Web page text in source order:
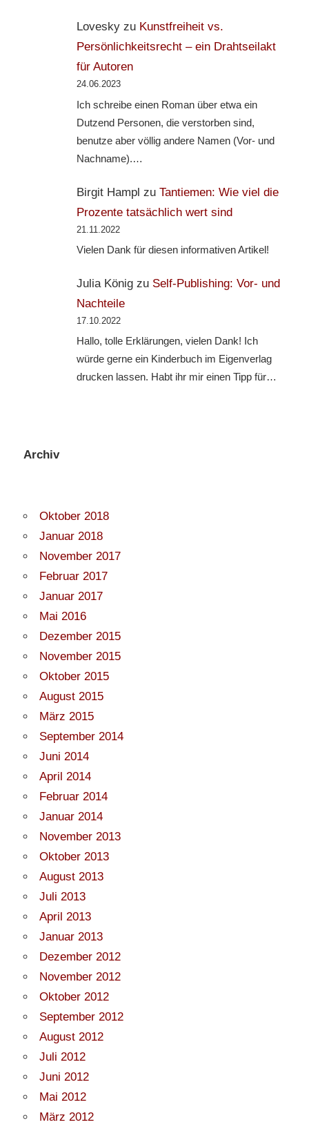
Loveskyzu Kunstfreiheit vs.
Persönlichkeitsrecht – ein Drahtseilakt
für Autoren
24.06.2023
Ich schreibe einen Roman über etwa ein
Dutzend Personen, die verstorben sind,
benutze aber völlig andere Namen (Vor- und
Nachname).…
Birgit Hampl zu Tantiemen: Wie viel die
Prozente tatsächlich wert sind
21.11.2022
Vielen Dank für diesen informativen Artikel!
Julia Königzu Self-Publishing: Vor- und
Nachteile
17.10.2022
Hallo, tolle Erklärungen, vielen Dank! Ich
würde gerne ein Kinderbuch im Eigenverlag
drucken lassen. Habt ihr mir einen Tipp für…
Archiv
Oktober 2018
Januar 2018
November 2017
Februar 2017
Januar 2017
Mai 2016
Dezember 2015
November 2015
Oktober 2015
August 2015
März 2015
September 2014
Juni 2014
April 2014
Februar 2014
Januar 2014
November 2013
Oktober 2013
August 2013
Juli 2013
April 2013
Januar 2013
Dezember 2012
November 2012
Oktober 2012
September 2012
August 2012
Juli 2012
Juni 2012
Mai 2012
März 2012